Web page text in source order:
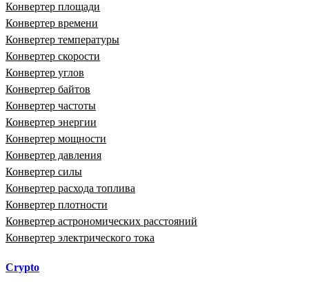
Конвертер площади
Конвертер времени
Конвертер температуры
Конвертер скорости
Конвертер углов
Конвертер байтов
Конвертер частоты
Конвертер энергии
Конвертер мощности
Конвертер давления
Конвертер силы
Конвертер расхода топлива
Конвертер плотности
Конвертер астрономических расстояний
Конвертер электрического тока
Crypto